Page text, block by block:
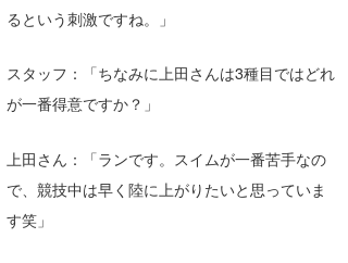
るという刺激ですね。」
スタッフ：「ちなみに上田さんは3種目ではどれ
が一番得意ですか？」
上田さん：「ランです。スイムが一番苦手なの
で、競技中は早く陸に上がりたいと思っていま
す笑」
小川予報士
上田純子
上條将美
唐澤予報士